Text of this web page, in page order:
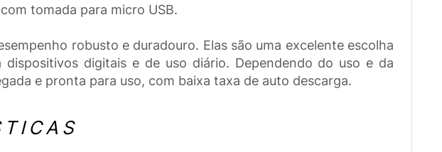
tomada para micro USB.
robusto e duradouro. Elas são uma excelente escolha
digitais e de uso diário. Dependendo do uso e da
e pronta para uso, com baixa taxa de auto descarga.